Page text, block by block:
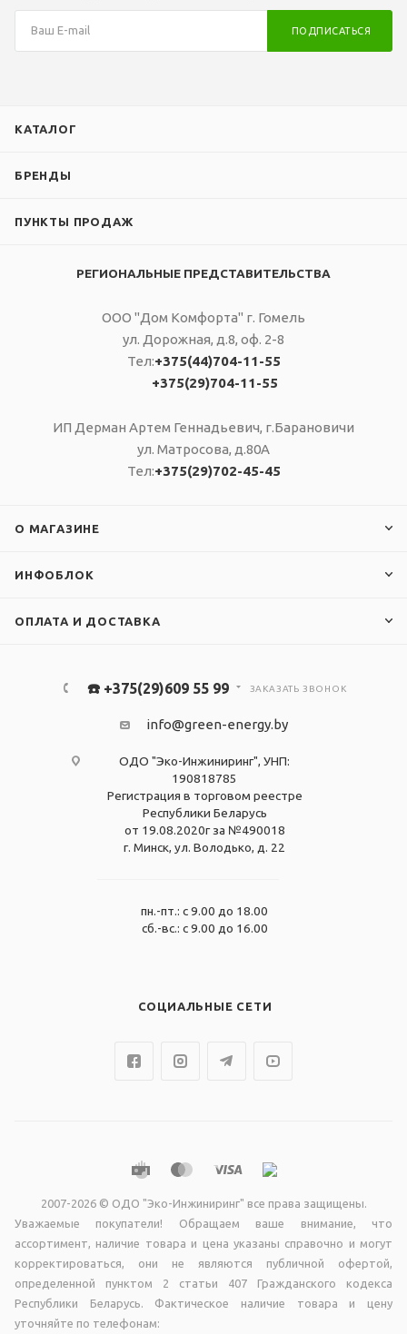
ПОДПИСАТЬСЯ
КАТАЛОГ
БРЕНДЫ
ПУНКТЫ ПРОДАЖ
РЕГИОНАЛЬНЫЕ ПРЕДСТАВИТЕЛЬСТВА
ООО "Дом Комфорта" г. Гомель
ул. Дорожная, д.8, оф. 2-8
Тел:+375(44)704-11-55
+375(29)704-11-55
ИП Дерман Артем Геннадьевич, г.Барановичи
ул. Матросова, д.80А
Тел:+375(29)702-45-45
О МАГАЗИНЕ
ИНФОБЛОК
ОПЛАТА И ДОСТАВКА
☎️ +375(29)609 55 99 ЗАКАЗАТЬ ЗВОНОК
info@green-energy.by
ОДО "Эко-Инжиниринг", УНП:
190818785
Регистрация в торговом реестре
Республики Беларусь
от 19.08.2020г за №490018
г. Минск, ул. Володько, д. 22
пн.-пт.: с 9.00 до 18.00
сб.-вс.: с 9.00 до 16.00
СОЦИАЛЬНЫЕ СЕТИ
2007-2026 © ОДО "Эко-Инжиниринг" все права защищены.
Уважаемые покупатели! Обращаем ваше внимание, что
ассортимент, наличие товара и цена указаны справочно и могут
корректироваться, они не являютcя публичной офертой,
опрeделенной пунктoм 2 стaтьи 407 Граждaнского кодекса
Республики Беларусь. Фактическое наличие товара и цену
уточняйте по телефонам: